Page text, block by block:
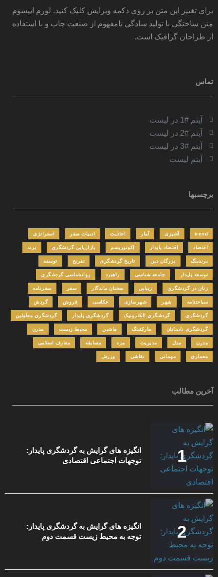
برای تغییر این متن بر روی دکمه ویرایش کلیک کنید. لورم ایپسوم
متن ساختگی با تولید سادگی نامفهوم از صنعت چاپ و با استفاده
از طراحان گرافیک است.
تماس
آیتم #1 در لیست
آیتم #2 در لیست
آیتم #3 در لیست
آیتم لیست
برچسبها
trend آشپزی آمار احادیث ادبیات سفر استراتژی
اقتصاد اقتصاد پایدار اکوتوریسم بازاریابی گردشگری برند
برندینگ بزرگان دین تاریخ گردشگری تفریح توسعه
توسعه پایدار جامعه شناسی راهبرد روانشناسی گردشگری
زنان در گردشگری زیبایی سخنان ماندگار سفر سفرنامه
سیاحتنامه شهر شهرسازی عکاسی فروش گردش
گردشگری گردشگری الکترونیک گردشگری پایدار گردشگری معلولین
گردشگری نابینایان مارکتینگ ماشین محیط زیست مدرن
مدرن مدل مدیریت مزه مسابقه معارف اسلامی
معماری مهمانی نقاشی ورزش
آخرین مطالب
انگیزه های گرایش به گردشگری پایدار:
توجهات اجتماعی اقتصادی
انگیزه های گرایش به گردشگری پایدار:
توجه به محیط زیست قسمت دوم